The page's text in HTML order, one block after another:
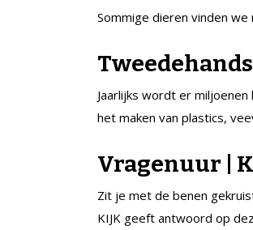
Sommige dieren vinden
Jaarlijks wordt er
het maken van plastics,
Vragenuur |
Zit je met de benen
KIJK geeft antwoord op